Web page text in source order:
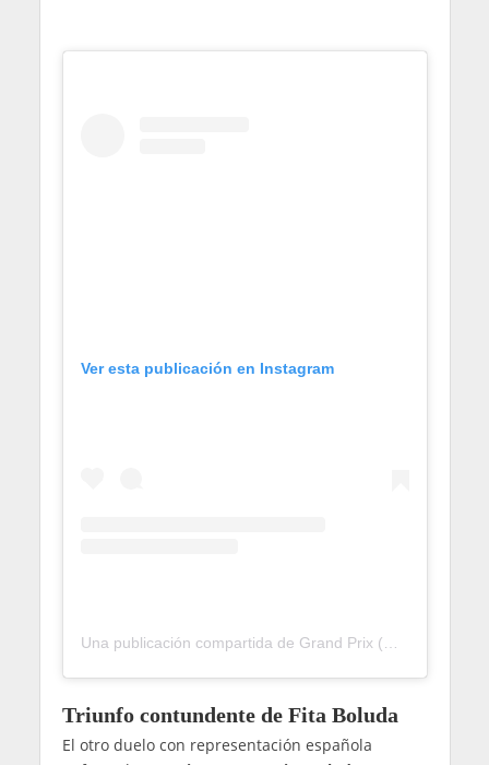
Ver esta publicación en Instagram
Triunfo contundente de Fita Boluda
El otro duelo con representación española